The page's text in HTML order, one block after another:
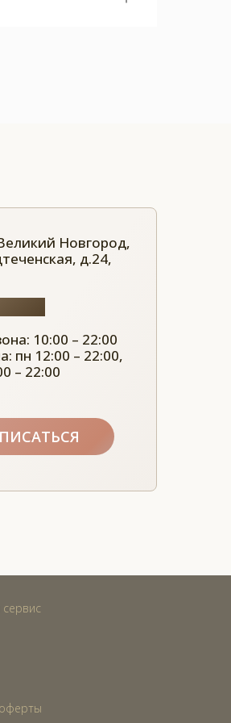
Новгород,
д.24,
10:00 – 22:00
пн 12:00 – 22:00,
– 22:00